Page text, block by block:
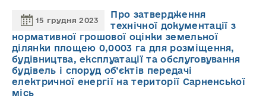
15 грудня 2023
Про затвердження
технічної документації з
нормативної грошової оцінки земельної
ділянки площею 0,0003 га для розміщення,
будівництва, експлуатації та обслуговування
будівель і споруд об’єктів передачі
електричної енергії на території Сарненської
місь